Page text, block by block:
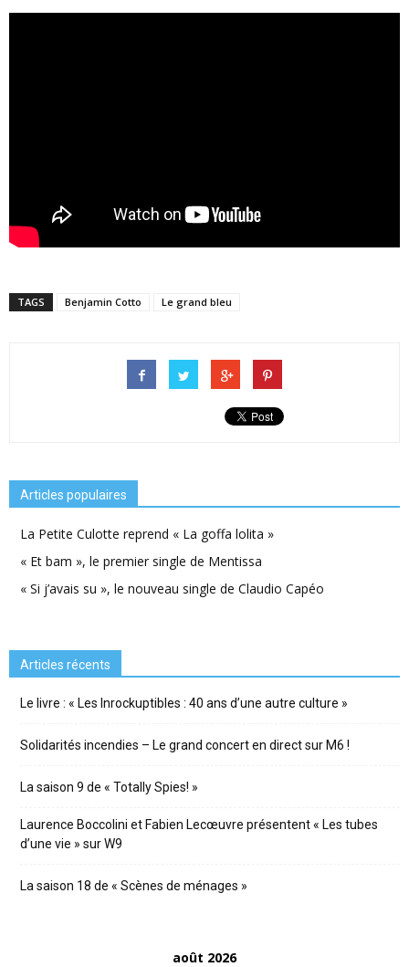
TAGS Benjamin Cotto Le grand bleu
Articles populaires
La Petite Culotte reprend « La goffa lolita »
« Et bam », le premier single de Mentissa
« Si j’avais su », le nouveau single de Claudio Capéo
Articles récents
Le livre : « Les Inrockuptibles : 40 ans d’une autre culture »
Solidarités incendies – Le grand concert en direct sur M6 !
La saison 9 de « Totally Spies! »
Laurence Boccolini et Fabien Lecœuvre présentent « Les tubes
d’une vie » sur W9
La saison 18 de « Scènes de ménages »
août 2026